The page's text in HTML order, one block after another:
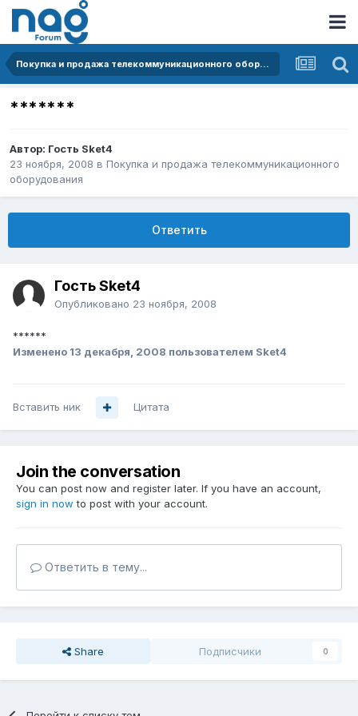
Покупка и продажа телекоммуникационного оборудования
*******
Автор: Гость Sket4
23 ноября, 2008 в Покупка и продажа телекоммуникационного
оборудования
Ответить
Гость Sket4
Опубликовано 23 ноября, 2008
******
Изменено 13 декабря, 2008 пользователем Sket4
Вставить ник Цитата
Join the conversation
You can post now and register later. If you have an account,
sign in now to post with your account.
Ответить в тему...
Share Подписчики 0